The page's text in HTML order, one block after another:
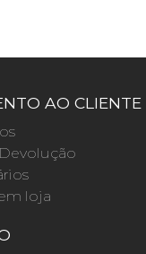
AO CLIENTE
loja